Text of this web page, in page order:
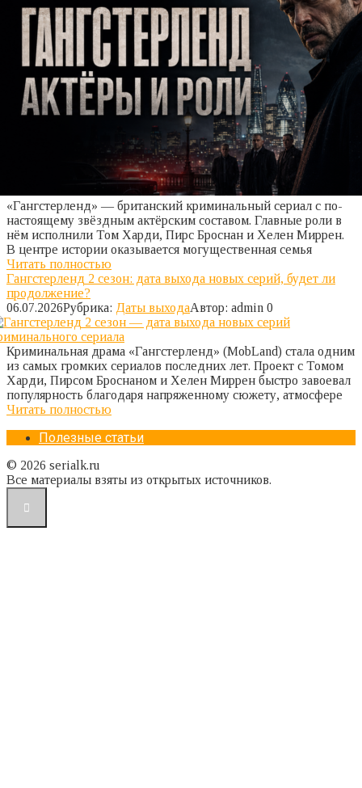
«Гангстерленд» — британский криминальный сериал с по-
настоящему звёздным актёрским составом. Главные роли в
нём исполнили Том Харди, Пирс Броснан и Хелен Миррен.
В центре истории оказывается могущественная семья
Читать полностью
Гангстерленд 2 сезон: дата выхода новых серий, будет ли
продолжение?
06.07.2026Рубрика: Даты выходаАвтор: admin 0
Криминальная драма «Гангстерленд» (MobLand) стала одним
из самых громких сериалов последних лет. Проект с Томом
Харди, Пирсом Броснаном и Хелен Миррен быстро завоевал
популярность благодаря напряженному сюжету, атмосфере
Читать полностью
Полезные статьи
© 2026 serialk.ru
Все материалы взяты из открытых источников.